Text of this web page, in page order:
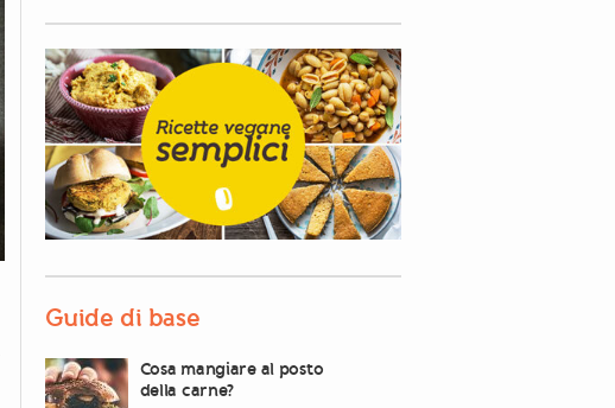
Guide di base
Cosa mangiare al posto
della carne?